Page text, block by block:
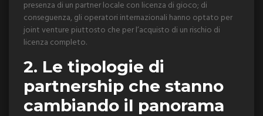
presenza di un partner locale con licenza di gioco; di
conseguenza, gli operatori internazionali hanno optato per
joint venture piuttosto che per l’acquisto di un rischio di
licenza completo.
2. Le tipologie di
partnership che stanno
cambiando il panorama